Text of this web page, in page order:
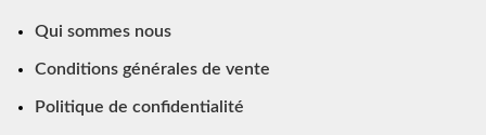
Qui sommes nous
Conditions générales de vente
Politique de confidentialité